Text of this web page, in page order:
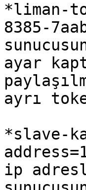
*liman-
8385-
ayar
ayrı
*slave-
ip